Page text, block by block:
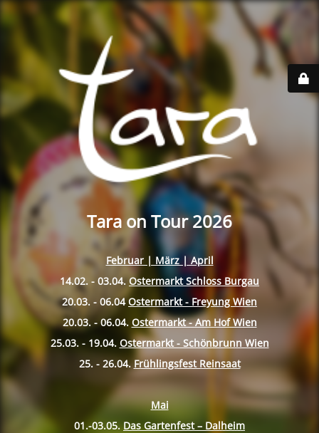
Tara on Tour 2026
Februar | März | April
14.02. - 03.04. Ostermarkt Schloss Burgau
20.03. - 06.04 Ostermarkt - Freyung Wien
20.03. - 06.04. Ostermarkt - Am Hof Wien
25.03. - 19.04. Ostermarkt - Schönbrunn Wien
25. - 26.04. Frühlingsfest Reinsaat
Mai
01.-03.05. Das Gartenfest – Dalheim